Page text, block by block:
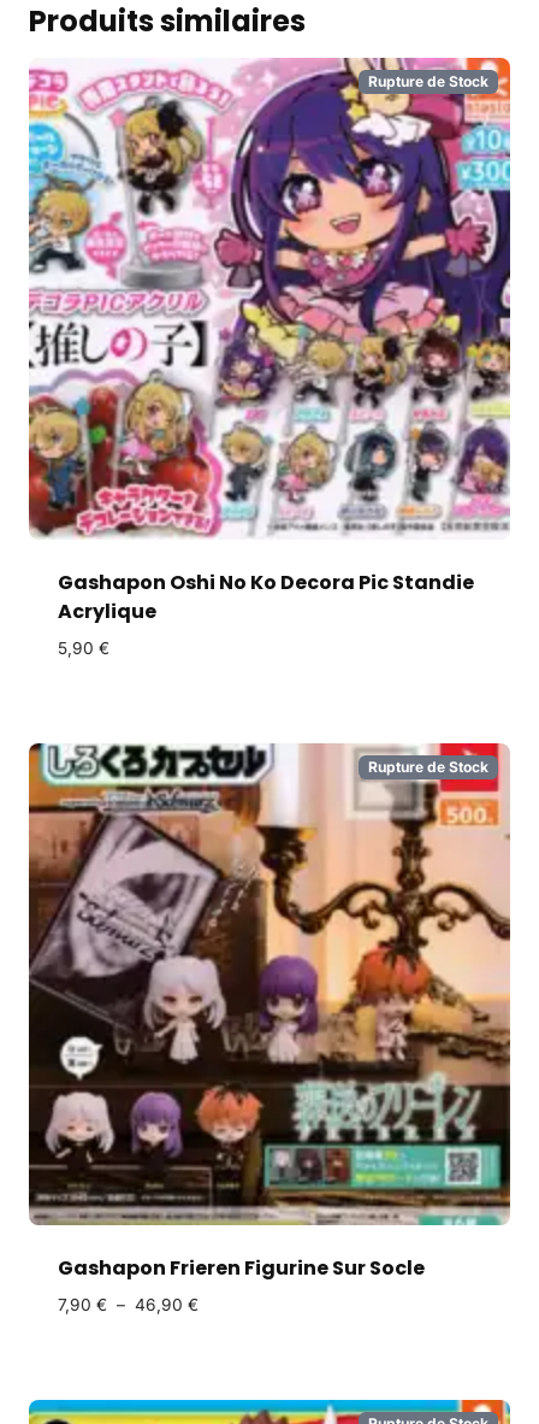
Produits similaires
Rupture de Stock
Gashapon Oshi No Ko Decora Pic Standie
Acrylique
5,90 €
Rupture de Stock
Gashapon Frieren Figurine Sur Socle
7,90 € – 46,90 €